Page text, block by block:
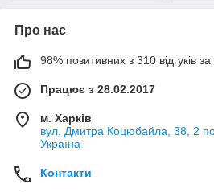
Про нас
98% позитивних з 310 відгуків за
Працює з 28.02.2017
м. Харків
вул. Дмитра Коцюбайла, 38, 2
Україна
Контакти